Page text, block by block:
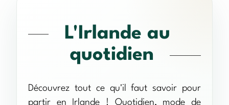
L'Irlande au
quotidien
Découvrez tout ce qu'il faut savoir pour
partir en Irlande ! Quotidien, mode de